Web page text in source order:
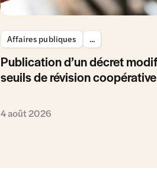
Affaires publiques ...
Publication d’un décret
seuils de révision coopérative
4 août 2026